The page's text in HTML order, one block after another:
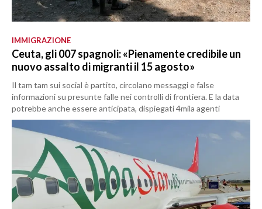
IMMIGRAZIONE
Ceuta, gli 007 spagnoli: «Pienamente credibile un
nuovo assalto di migranti il 15 agosto»
Il tam tam sui social è partito, circolano messaggi e false
informazioni su presunte falle nei controlli di frontiera. E la data
potrebbe anche essere anticipata, dispiegati 4mila agenti